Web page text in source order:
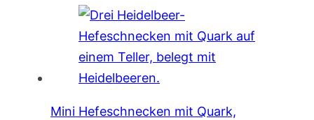
Mini Hefeschnecken mit Quark,